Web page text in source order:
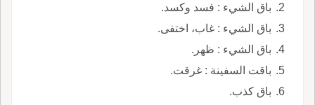
باق الشيء : فسد وكسد.
باق الشيء : غاب، اختفى.
باق الشيء : ظهر.
باقت السفينة : غرقت.
باق كذب.